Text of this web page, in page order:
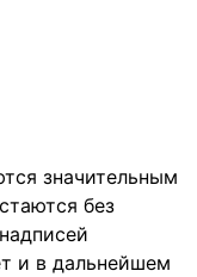
значительным
без
и в дальнейшем